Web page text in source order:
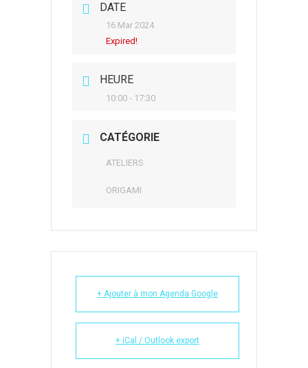
DATE
16 Mar 2024
Expired!
HEURE
10:00 - 17:30
CATÉGORIE
ATELIERS
ORIGAMI
+ Ajouter à mon Agenda Google
+ iCal / Outlook export